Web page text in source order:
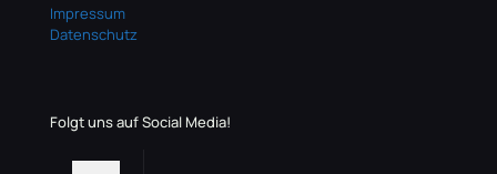
Impressum
Datenschutz
Folgt uns auf Social Media!